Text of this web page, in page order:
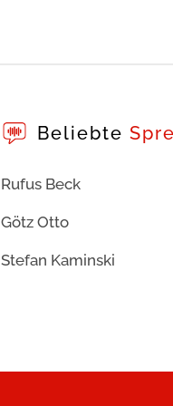
Beliebte
Rufus Beck
Götz Otto
Stefan Kaminski